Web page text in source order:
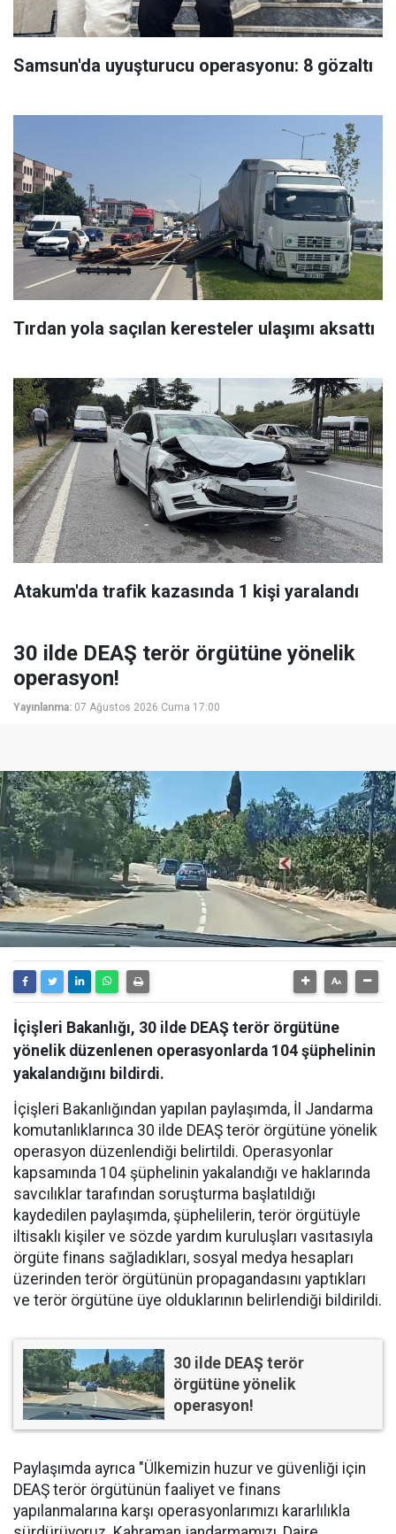
Samsun'da uyuşturucu operasyonu: 8 gözaltı
Tırdan yola saçılan keresteler ulaşımı aksattı
Atakum'da trafik kazasında 1 kişi yaralandı
30 ilde DEAŞ terör örgütüne yönelik
operasyon!
Yayınlanma: 07 Ağustos 2026 Cuma 17:00
İçişleri Bakanlığı, 30 ilde DEAŞ terör örgütüne
yönelik düzenlenen operasyonlarda 104 şüphelinin
yakalandığını bildirdi.
İçişleri Bakanlığından yapılan paylaşımda, İl Jandarma
komutanlıklarınca 30 ilde DEAŞ terör örgütüne yönelik
operasyon düzenlendiği belirtildi. Operasyonlar
kapsamında 104 şüphelinin yakalandığı ve haklarında
savcılıklar tarafından soruşturma başlatıldığı
kaydedilen paylaşımda, şüphelilerin, terör örgütüyle
iltisaklı kişiler ve sözde yardım kuruluşları vasıtasıyla
örgüte finans sağladıkları, sosyal medya hesapları
üzerinden terör örgütünün propagandasını yaptıkları
ve terör örgütüne üye olduklarının belirlendiği bildirildi.
30 ilde DEAŞ terör
örgütüne yönelik
operasyon!
Paylaşımda ayrıca "Ülkemizin huzur ve güvenliği için
DEAŞ terör örgütünün faaliyet ve finans
yapılanmalarına karşı operasyonlarımızı kararlılıkla